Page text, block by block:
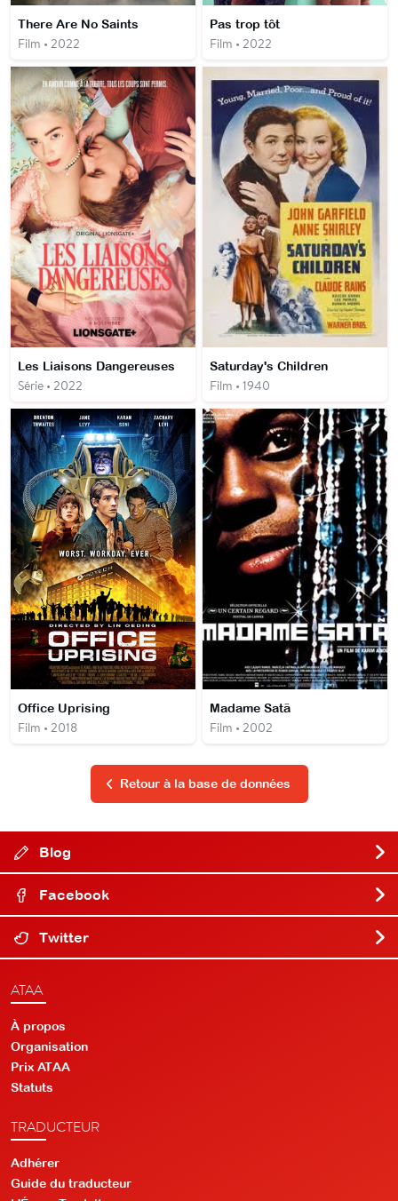
There Are No Saints
Film • 2022
Pas trop tôt
Film • 2022
Les Liaisons Dangereuses
Série • 2022
Saturday's Children
Film • 1940
Office Uprising
Film • 2018
Madame Satã
Film • 2002
Retour à la base de données
Blog
Facebook
Twitter
ATAA
À propos
Organisation
Prix ATAA
Statuts
TRADUCTEUR
Adhérer
Guide du traducteur